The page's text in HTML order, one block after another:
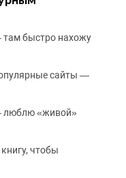
там быстро нахожу
сайты —
люблю «живой»
чтобы